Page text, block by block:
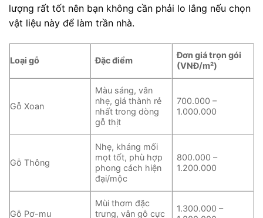
lượng rất tốt nên bạn không cần phải lo lắng nếu chọn
vật liệu này để làm trần nhà.
Loại gỗ Đặc điểm
Đơn giá trọn gói
(VNĐ/m²)
Gỗ Xoan
Màu sáng, vân
nhẹ, giá thành rẻ
nhất trong dòng
gỗ thịt
700.000 –
1.000.000
Gỗ Thông
Nhẹ, kháng mối
mọt tốt, phù hợp
phong cách hiện
đại/mộc
800.000 –
1.200.000
Gỗ Pơ-mu
Mùi thơm đặc
trưng, vân gỗ cực
1.300.000 –